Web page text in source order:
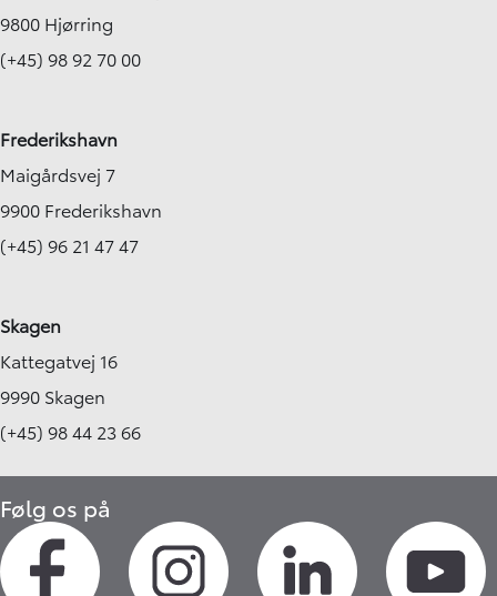
9800 Hjørring
(+45) 98 92 70 00
Frederikshavn
Maigårdsvej 7
9900 Frederikshavn
(+45) 96 21 47 47
Skagen
Kattegatvej 16
9990 Skagen
(+45) 98 44 23 66
Følg os på